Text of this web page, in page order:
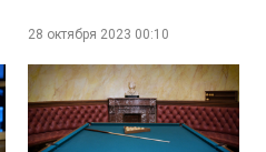
этнографическом музее
28 октября 2023 00:10